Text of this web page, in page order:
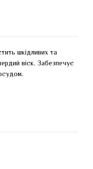
шкідливих та
віск. Забезпечує